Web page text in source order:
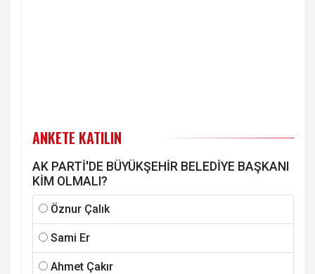
ANKETE KATILIN
AK PARTİ'DE BÜYÜKŞEHİR BELEDİYE BAŞKANI
KİM OLMALI?
Öznur Çalık
Sami Er
Ahmet Çakır